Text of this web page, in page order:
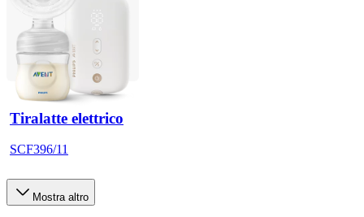
Tiralatte elettrico
SCF396/11
Mostra altro